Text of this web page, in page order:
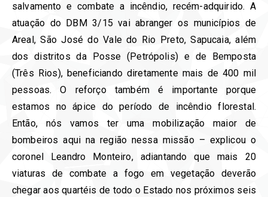
salvamento e combate a incêndio, recém-adquirido. A
atuação do DBM 3/15 vai abranger os municípios de
Areal, São José do Vale do Rio Preto, Sapucaia, além
dos distritos da Posse (Petrópolis) e de Bemposta
(Três Rios), beneficiando diretamente mais de 400 mil
pessoas. O reforço também é importante porque
estamos no ápice do período de incêndio florestal.
Então, nós vamos ter uma mobilização maior de
bombeiros aqui na região nessa missão – explicou o
coronel Leandro Monteiro, adiantando que mais 20
viaturas de combate a fogo em vegetação deverão
chegar aos quartéis de todo o Estado nos próximos seis